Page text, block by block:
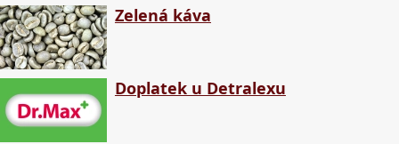
Zelená káva
Doplatek u Detralexu